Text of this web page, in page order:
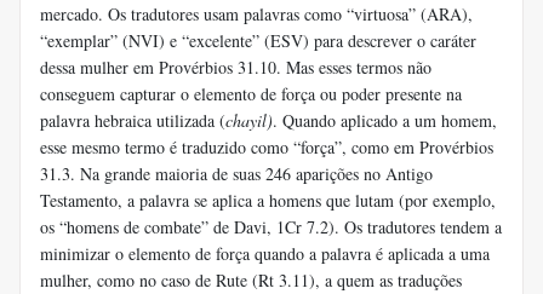
mercado. Os tradutores usam palavras como “virtuosa” (ARA),
“exemplar” (NVI) e “excelente” (ESV) para descrever o caráter
dessa mulher em Provérbios 31.10. Mas esses termos não
conseguem capturar o elemento de força ou poder presente na
palavra hebraica utilizada (chayil). Quando aplicado a um homem,
esse mesmo termo é traduzido como “força”, como em Provérbios
31.3. Na grande maioria de suas 246 aparições no Antigo
Testamento, a palavra se aplica a homens que lutam (por exemplo,
os “homens de combate” de Davi, 1Cr 7.2). Os tradutores tendem a
minimizar o elemento de força quando a palavra é aplicada a uma
mulher, como no caso de Rute (Rt 3.11), a quem as traduções